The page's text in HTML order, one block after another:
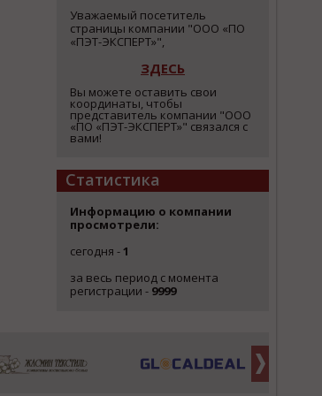
Уважаемый посетитель
страницы компании "ООО «ПО
«ПЭТ-ЭКСПЕРТ»",
ЗДЕСЬ
Вы можете оставить свои
координаты, чтобы
представитель компании "ООО
«ПО «ПЭТ-ЭКСПЕРТ»" связался с
вами!
Статистика
Информацию о компании
просмотрели:
сегодня -1
за весь период с момента
регистрации - 9999